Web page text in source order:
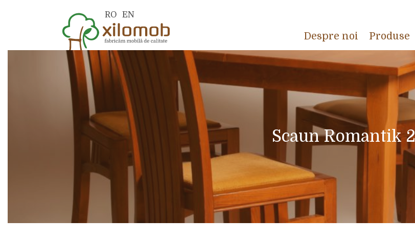
RO EN
Despre noi Produse
Scaun Romantik 2